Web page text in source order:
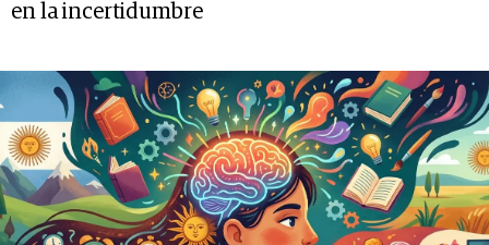
en la incertidumbre